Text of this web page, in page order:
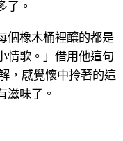
了。
個橡木桶裡釀的都是
情歌。」借用他這句
，感覺懷中拎著的這
滋味了。